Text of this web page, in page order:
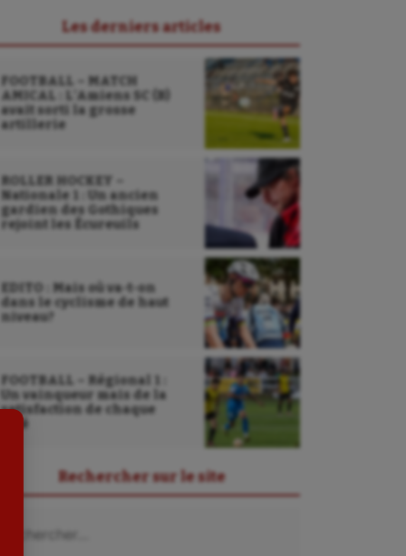
Sauvetage sportif
Sport handicap
Sport santé
Sport-santé
Les derniers articles
FOOTBALL – MATCH
AMICAL : L’Amiens SC (B)
avait sorti la grosse
artillerie
ROLLER HOCKEY –
Nationale 1 : Un ancien
gardien des Gothiques
rejoint les Écureuils
EDITO : Mais où va-t-on
dans le cyclisme de haut
niveau?
FOOTBALL – Régional 1 :
Un vainqueur mais de la
satisfaction de chaque
côté
Rechercher sur le site